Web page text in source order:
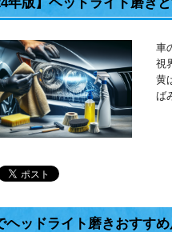
車
視
黄
ば
ヘッドライト磨きおすすめ